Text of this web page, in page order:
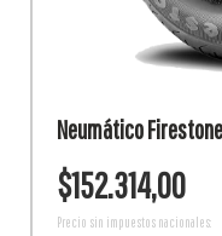
Neumático
$152.314,00
Precio sin impuestos nacionales: